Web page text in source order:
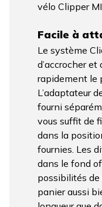
vélo Clipper
Facile à
Le système
d’accrocher
rapidement le
L’adaptateur
fourni
vous suffit de
dans la
fournies. Les
dans le fond
possibilités de
panier aussi